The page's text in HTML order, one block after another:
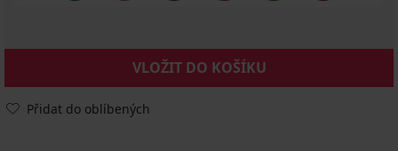
VLOŽIT DO KOŠÍKU
Přidat do oblíbených